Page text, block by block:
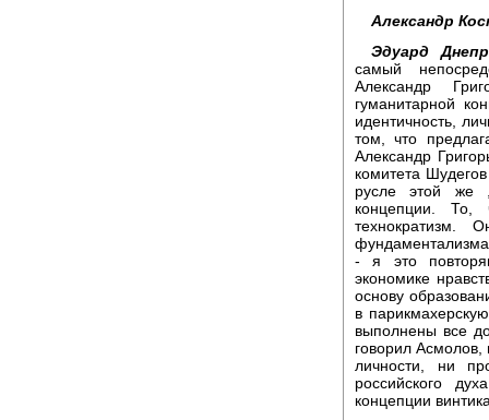
Александр
Эдуард
самый
Александр
гуманитарной
идентичность,
том, что
Александр
комитета
русле этой же
концепции.
технократизм.
- я это
экономике
основу
в
выполнены все
говорил
личности, ни
российского
концепции